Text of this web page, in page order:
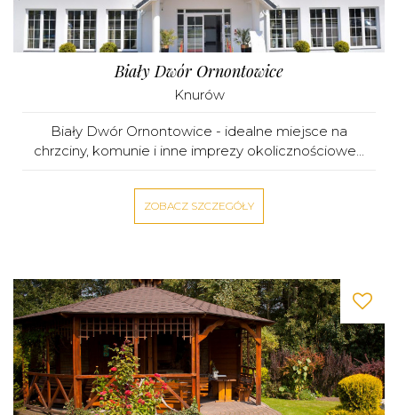
Biały Dwór Ornontowice
Knurów
Biały Dwór Ornontowice - idealne miejsce na
chrzciny, komunie i inne imprezy okolicznościowe...
ZOBACZ SZCZEGÓŁY